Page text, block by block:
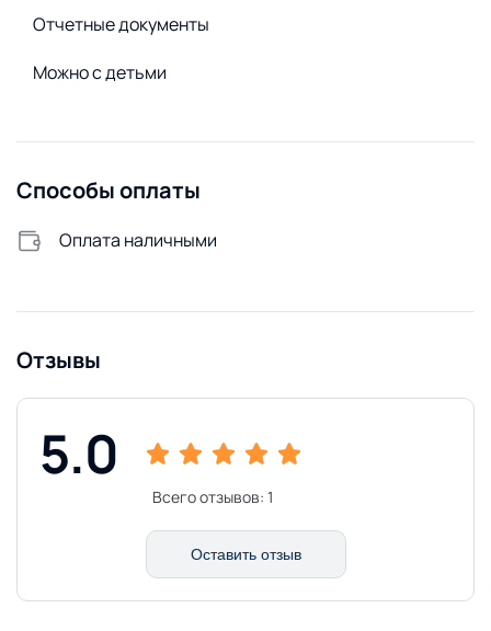
Утюг
Сушилка для белья
Удобства снаружи
Открытая парковка
Отчетные документы
Можно с детьми
Способы оплаты
Оплата наличными
Отзывы
5.0
Всего отзывов: 1
Оставить отзыв